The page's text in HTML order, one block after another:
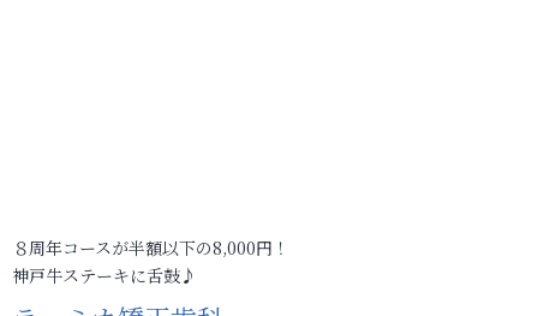
８周年コースが半額以下の8,000円！
神戸牛ステーキに舌鼓♪